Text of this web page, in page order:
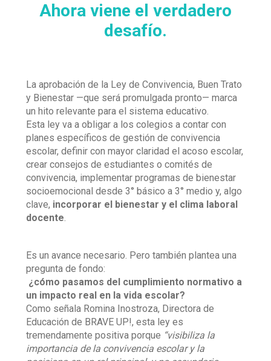
Ahora viene el verdadero
desafío.
La aprobación de la Ley de Convivencia, Buen Trato
y Bienestar —que será promulgada pronto— marca
un hito relevante para el sistema educativo.
Esta ley va a obligar a los colegios a contar con
planes específicos de gestión de convivencia
escolar, definir con mayor claridad el acoso escolar,
crear consejos de estudiantes o comités de
convivencia, implementar programas de bienestar
socioemocional desde 3° básico a 3° medio y, algo
clave, incorporar el bienestar y el clima laboral
docente.
Es un avance necesario. Pero también plantea una
pregunta de fondo:
¿cómo pasamos del cumplimiento normativo a
un impacto real en la vida escolar?
Como señala Romina Inostroza, Directora de
Educación de BRAVE UP!, esta ley es
tremendamente positiva porque “visibiliza la
importancia de la convivencia escolar y la